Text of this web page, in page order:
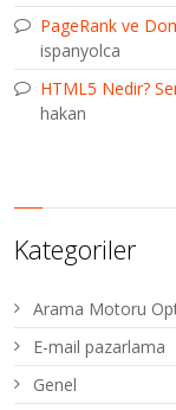
PageRank ve
ispanyolca
HTML5 Nedir?
hakan
Kategoriler
Arama Motoru
E-mail pazarlama
Genel